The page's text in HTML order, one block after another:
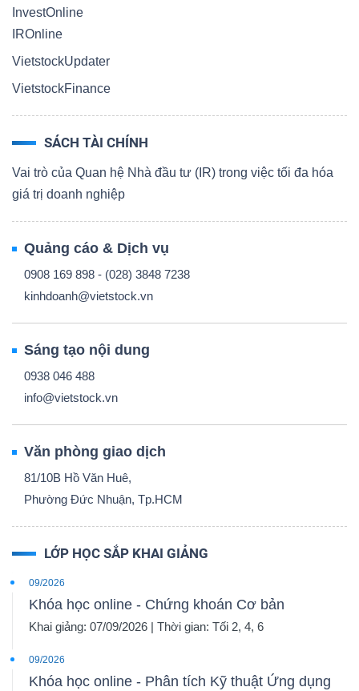
InvestOnline
IROnline
VietstockUpdater
VietstockFinance
SÁCH TÀI CHÍNH
Vai trò của Quan hệ Nhà đầu tư (IR) trong việc tối đa hóa
giá trị doanh nghiệp
Quảng cáo & Dịch vụ
0908 169 898 - (028) 3848 7238
kinhdoanh@vietstock.vn
Sáng tạo nội dung
0938 046 488
info@vietstock.vn
Văn phòng giao dịch
81/10B Hồ Văn Huê,
Phường Đức Nhuận, Tp.HCM
LỚP HỌC SẮP KHAI GIẢNG
09/2026
Khóa học online - Chứng khoán Cơ bản
Khai giảng: 07/09/2026 | Thời gian: Tối 2, 4, 6
09/2026
Khóa học online - Phân tích Kỹ thuật Ứng dụng